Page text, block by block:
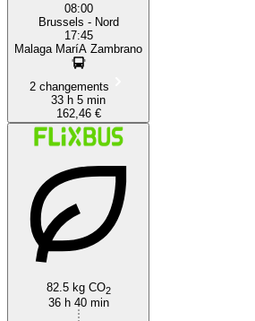
08:00
Brussels - Nord
17:45
Malaga MaríA Zambrano
2 changements
33 h 5 min
162,46 €
82.5 kg CO2
36 h 40 min